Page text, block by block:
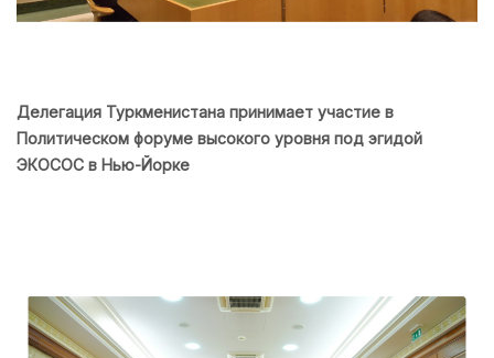
Делегация Туркменистана принимает участие в
Политическом форуме высокого уровня под эгидой
ЭКОСОС в Нью-Йорке